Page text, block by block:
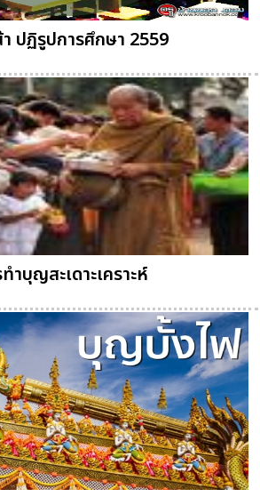
ปฏิรูปการศึกษา 2559
ำบุญสะเดาะเคราะห์